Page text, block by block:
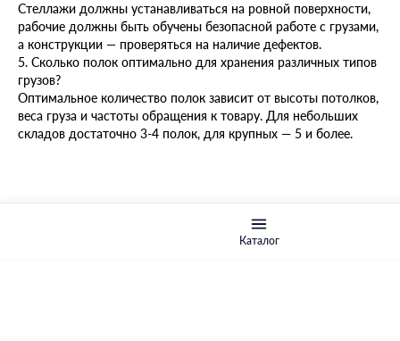
Каталог
Стеллажи должны устанавливаться на ровной поверхности,
рабочие должны быть обучены безопасной работе с грузами,
а конструкции — проверяться на наличие дефектов.
5. Сколько полок оптимально для хранения различных типов
грузов?
Оптимальное количество полок зависит от высоты потолков,
веса груза и частоты обращения к товару. Для небольших
складов достаточно 3-4 полок, для крупных — 5 и более.